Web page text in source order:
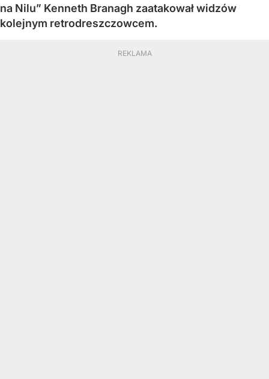
na Nilu” Kenneth Branagh zaatakował widzów
kolejnym retrodreszczowcem.